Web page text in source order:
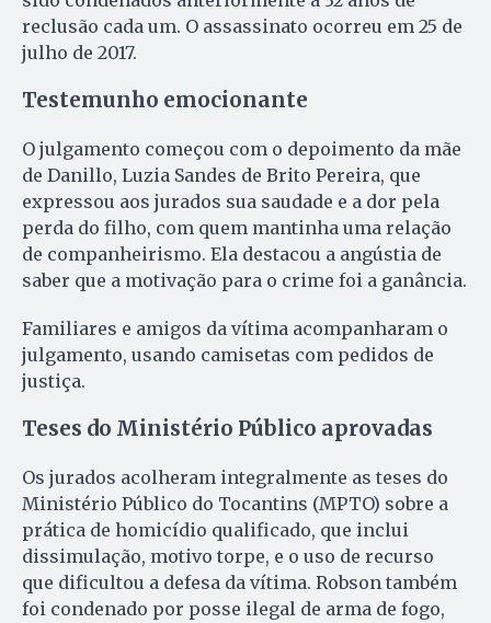
reclusão cada um. O assassinato ocorreu em 25 de
julho de 2017.
Testemunho emocionante
O julgamento começou com o depoimento da mãe
de Danillo, Luzia Sandes de Brito Pereira, que
expressou aos jurados sua saudade e a dor pela
perda do filho, com quem mantinha uma relação
de companheirismo. Ela destacou a angústia de
saber que a motivação para o crime foi a ganância.
Familiares e amigos da vítima acompanharam o
julgamento, usando camisetas com pedidos de
justiça.
Teses do Ministério Público aprovadas
Os jurados acolheram integralmente as teses do
Ministério Público do Tocantins (MPTO) sobre a
prática de homicídio qualificado, que inclui
dissimulação, motivo torpe, e o uso de recurso
que dificultou a defesa da vítima. Robson também
foi condenado por posse ilegal de arma de fogo,